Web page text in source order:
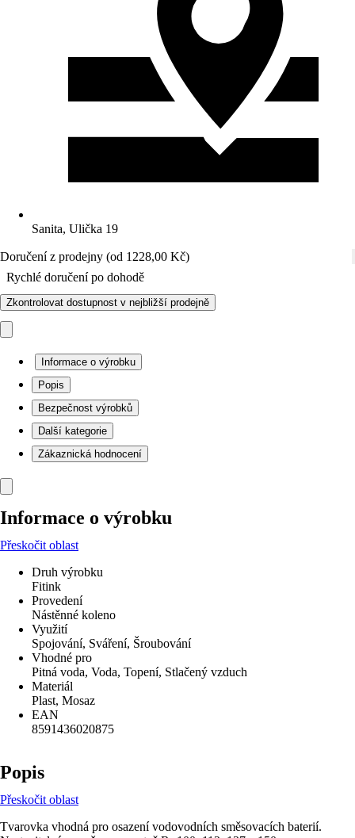
Sanita, Ulička 19
Doručení z prodejny (od 1228,00 Kč)
Rychlé doručení po dohodě
Zkontrolovat dostupnost v nejbližší prodejně
Informace o výrobku
Popis
Bezpečnost výrobků
Další kategorie
Zákaznická hodnocení
Informace o výrobku
Přeskočit oblast
Druh výrobku
Fitink
Provedení
Nástěnné koleno
Využití
Spojování, Sváření, Šroubování
Vhodné pro
Pitná voda, Voda, Topení, Stlačený vzduch
Materiál
Plast, Mosaz
EAN
8591436020875
Popis
Přeskočit oblast
Tvarovka vhodná pro osazení vodovodních směsovacích baterií.